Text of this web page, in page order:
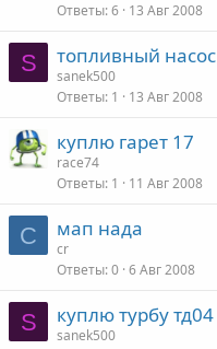
Ответы 6 13 Авг 2008
S топливный насос
sanek500
Ответы 1 13 Авг 2008
куплю гарет 17
race74
Ответы 1 11 Авг 2008
C мап нада
cr
Ответы 0 6 Авг 2008
S куплю турбу тд04
sanek500